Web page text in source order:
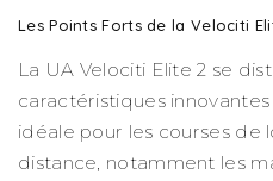
Les Points Forts de la Velociti
La UA Velociti Elite 2 se
caractéristiques
idéale pour les courses de
distance, notamment les